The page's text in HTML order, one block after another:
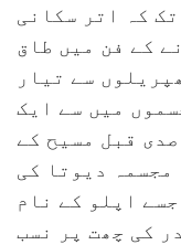
کہ اتر سکانی
کے فن میں طاق
سے تیار
میں سے ایک
قبل مسیح کے
مجسمہ دیوتا کی
اپلو کے نام
کی چھت پر نسب